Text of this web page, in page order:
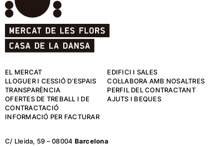
EL MERCAT
EDIFICI I SALES
LLOGUER I CESSIÓ D’ESPAIS
COL·LABORA AMB NOSALTRES
TRANSPARÈNCIA
PERFIL DEL CONTRACTANT
OFERTES DE TREBALL I DE
CONTRACTACIÓ
AJUTS I BEQUES
INFORMACIÓ PER FACTURAR
C/ Lleida, 59 – 08004 Barcelona